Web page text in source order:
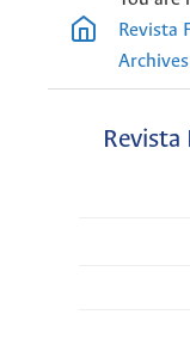
Revista
Archives